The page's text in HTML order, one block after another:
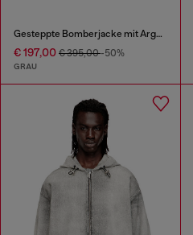
Gesteppte Bomberjacke mit Argyle-Muster
€ 197,00 € 395,00-50%
GRAU